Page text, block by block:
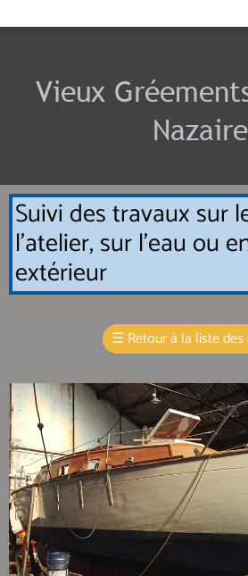
Vieux
Nazaire
Suivi des travaux sur
l'atelier, sur l'eau ou
extérieur
☰ Retour à la liste